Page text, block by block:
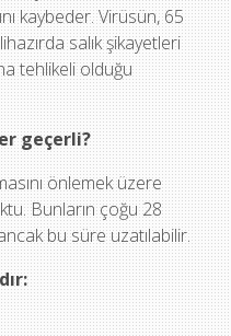
kaybeder. Virüsün, 65
salık şikayetleri
tehlikeli olduğu
geçerli?
önlemek üzere
Bunların çoğu 28
bu süre uzatılabilir.